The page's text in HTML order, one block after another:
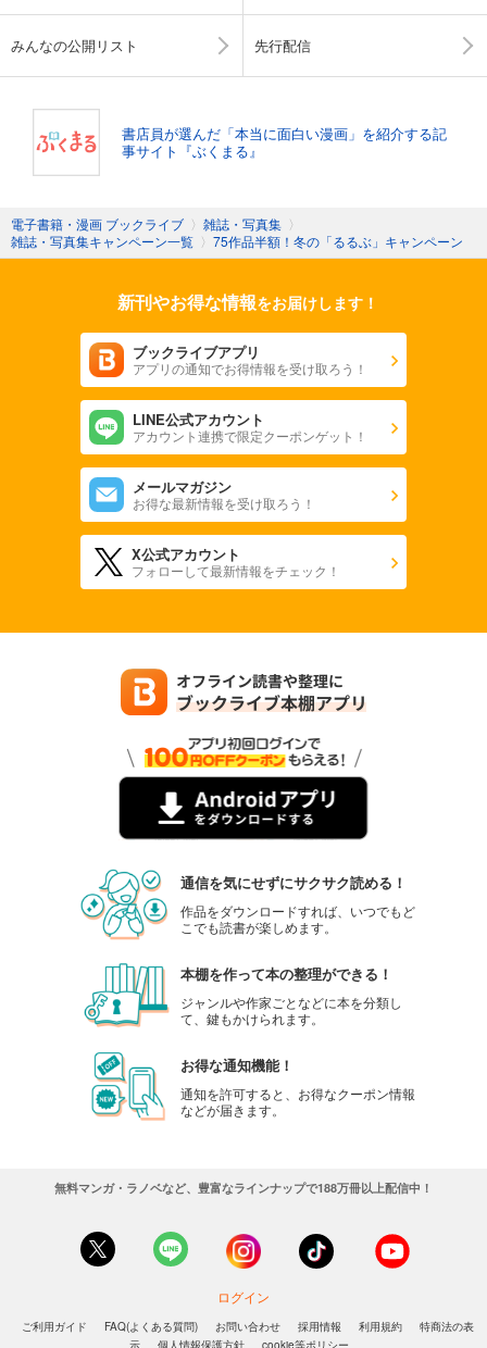
みんなの公開リスト 先行配信
書店員が選んだ「本当に面白い漫画」を紹介する記
事サイト『ぶくまる』
電子書籍・漫画 ブックライブ 〉 雑誌・写真集 〉
雑誌・写真集キャンペーン一覧 〉 75作品半額！冬の「るるぶ」キャンペーン
新刊やお得な情報をお届けします！
ブックライブアプリ
アプリの通知でお得情報を受け取ろう！
LINE公式アカウント
アカウント連携で限定クーポンゲット！
メールマガジン
お得な最新情報を受け取ろう！
X公式アカウント
フォローして最新情報をチェック！
通信を気にせずにサクサク読める！
作品をダウンロードすれば、いつでもど
こでも読書が楽しめます。
本棚を作って本の整理ができる！
ジャンルや作家ごとなどに本を分類し
て、鍵もかけられます。
お得な通知機能！
通知を許可すると、お得なクーポン情報
などが届きます。
無料マンガ・ラノベなど、豊富なラインナップで188万冊以上配信中！
ログイン
ご利用ガイド FAQ(よくある質問) お問い合わせ 採用情報 利用規約
特商法の表